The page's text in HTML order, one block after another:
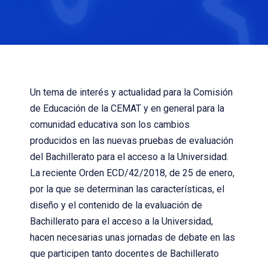
Un tema de interés y actualidad para la Comisión
de Educación de la CEMAT y en general para la
comunidad educativa son los cambios
producidos en las nuevas pruebas de evaluación
del Bachillerato para el acceso a la Universidad.
La reciente Orden ECD/42/2018, de 25 de enero,
por la que se determinan las características, el
diseño y el contenido de la evaluación de
Bachillerato para el acceso a la Universidad,
hacen necesarias unas jornadas de debate en las
que participen tanto docentes de Bachillerato